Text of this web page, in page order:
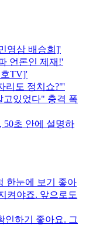
영삼 배승희]'
언론인 제재!'
TV]'
리도 정치쇼?"'
고있었다" 충격 폭
50초 안에 설명하
한눈에 보기 좋아
켜야죠. 앞으로도
인하기 좋아요. 그